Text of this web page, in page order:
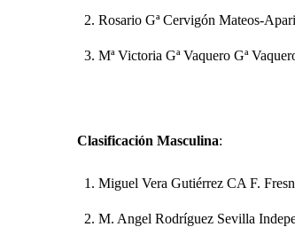
Rosario Gª Cervigón Mateos-
Mª Victoria Gª Vaquero Gª
Clasificación Masculina:
Miguel Vera Gutiérrez CA F.
M. Angel Rodríguez Sevilla